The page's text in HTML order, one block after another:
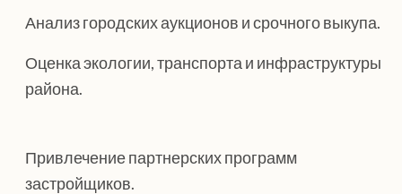
Анализ городских аукционов и срочного выкупа.
Оценка экологии, транспорта и инфраструктуры
района.
Привлечение партнерских программ
застройщиков.